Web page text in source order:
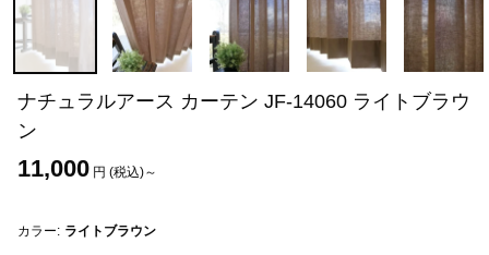
ナチュラルアース カーテン JF-14060 ライトブラウ
ン
11,000 円 (税込)～
カラー: ライトブラウン